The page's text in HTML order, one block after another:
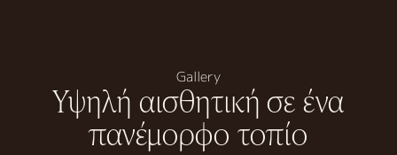
Gallery
Υψηλή αισθητική σε ένα
πανέμορφο τοπίο